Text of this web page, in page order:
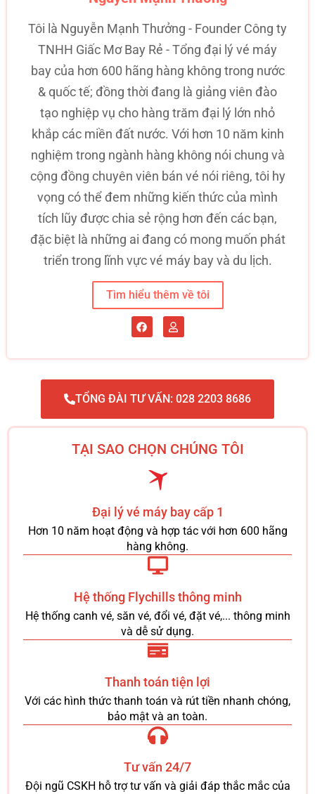
Tôi là Nguyễn Mạnh Thưởng - Founder Công ty
TNHH Giấc Mơ Bay Rẻ - Tổng đại lý vé máy
bay của hơn 600 hãng hàng không trong nước
& quốc tế; đồng thời đang là giảng viên đào
tạo nghiệp vụ cho hàng trăm đại lý lớn nhỏ
khắp các miền đất nước. Với hơn 10 năm kinh
nghiệm trong ngành hàng không nói chung và
cộng đồng chuyên viên bán vé nói riêng, tôi hy
vọng có thể đem những kiến thức của mình
tích lũy được chia sẻ rộng hơn đến các bạn,
đặc biệt là những ai đang có mong muốn phát
triển trong lĩnh vực vé máy bay và du lịch.
Tìm hiểu thêm về tôi
TỔNG ĐÀI TƯ VẤN: 028 2203 8686
TẠI SAO CHỌN CHÚNG TÔI
Đại lý vé máy bay cấp 1
Hơn 10 năm hoạt động và hợp tác với hơn 600 hãng
hàng không.
Hệ thống Flychills thông minh
Hệ thống canh vé, săn vé, đổi vé, đặt vé,... thông minh
và dễ sử dụng.
Thanh toán tiện lợi
Với các hình thức thanh toán và rút tiền nhanh chóng,
bảo mật và an toàn.
Tư vấn 24/7
Đội ngũ CSKH hỗ trợ tư vấn và giải đáp thắc mắc của